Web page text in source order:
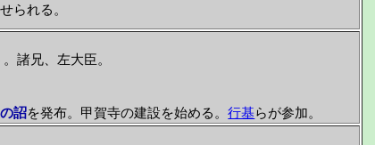
られる。
諸兄、左大臣。
詔を発布。甲賀寺の建設を始める。行基らが参加。